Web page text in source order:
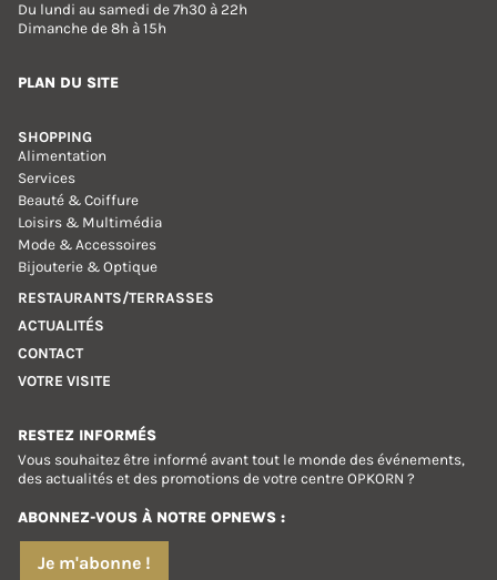
Du lundi au samedi de 7h30 à 22h
Dimanche de 8h à 15h
PLAN DU SITE
SHOPPING
Alimentation
Services
Beauté & Coiffure
Loisirs & Multimédia
Mode & Accessoires
Bijouterie & Optique
RESTAURANTS/TERRASSES
ACTUALITÉS
CONTACT
VOTRE VISITE
RESTEZ INFORMÉS
Vous souhaitez être informé avant tout le monde des événements,
des actualités et des promotions de votre centre OPKORN ?
ABONNEZ-VOUS À NOTRE OPNEWS :
Je m'abonne !